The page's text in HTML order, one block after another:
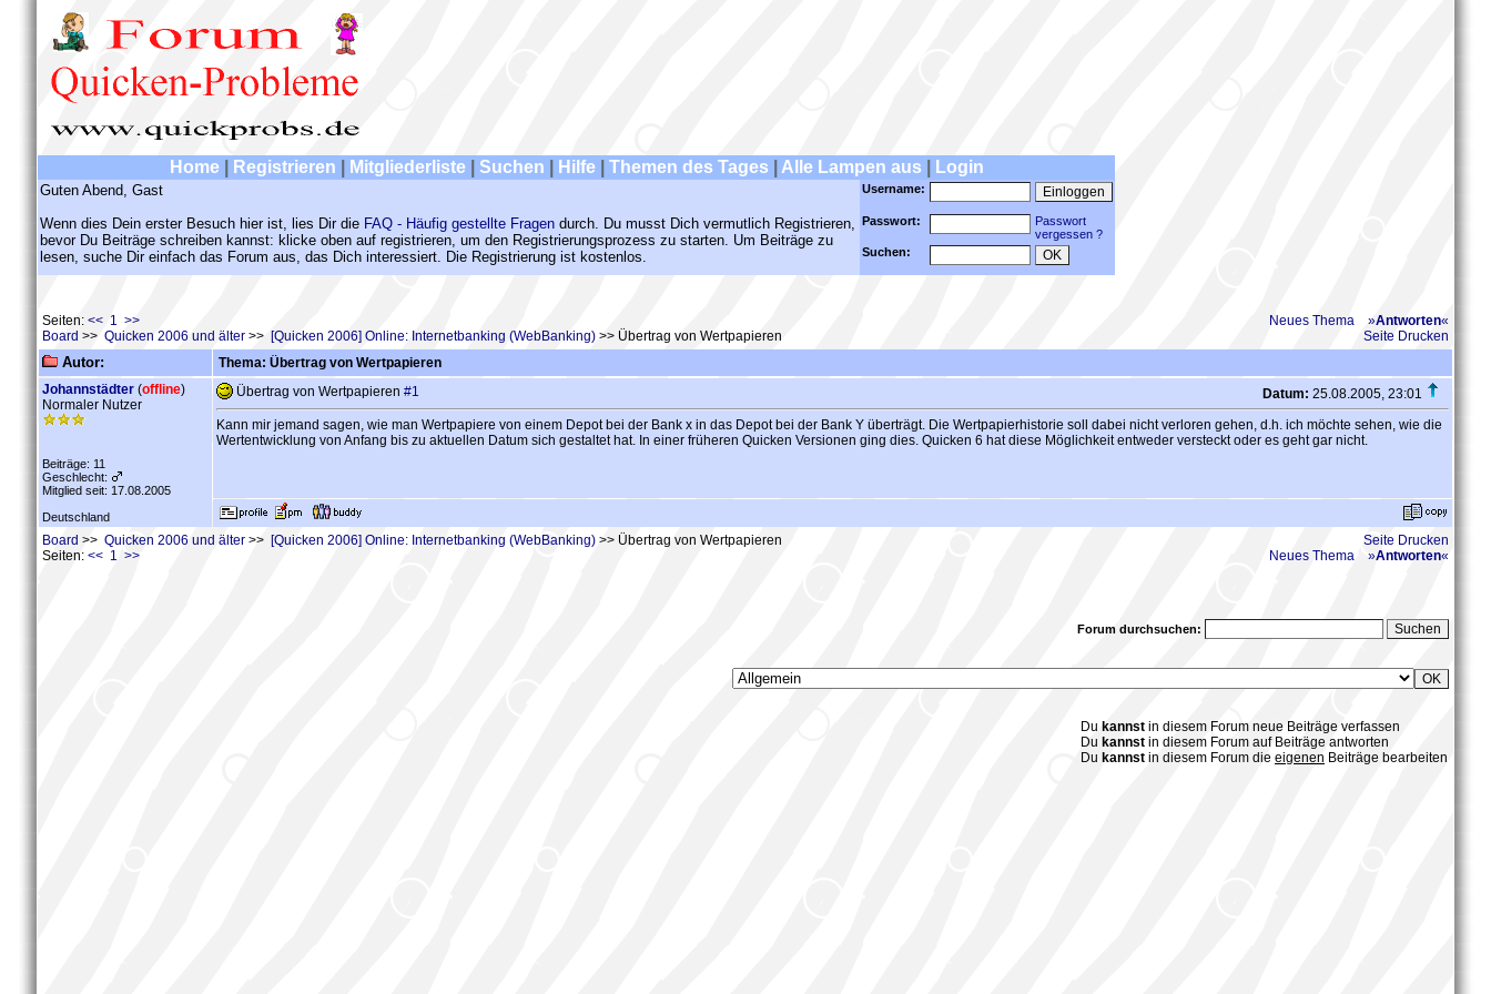
Home Registrieren Mitgliederliste Suchen Hilfe Themen des Tages Alle Lampen aus Login
Guten Abend, Gast
Wenn dies Dein erster Besuch hier ist, lies Dir die FAQ - Häufig gestellte Fragen durch. Du musst Dich vermutlich Registrieren,
bevor Du Beiträge schreiben kannst: klicke oben auf registrieren, um den Registrierungsprozess zu starten. Um Beiträge zu
lesen, suche Dir einfach das Forum aus, das Dich interessiert. Die Registrierung ist kostenlos.
Username:
Passwort:
Passwort
vergessen ?
Suchen:
Seiten: << 1 >>
Board >> Quicken 2006 und älter >> [Quicken 2006] Online: Internetbanking (WebBanking) >> Übertrag von Wertpapieren
Neues Thema »Antworten«
Seite Drucken
Autor:
Thema: Übertrag von Wertpapieren
Johannstädter (offline)
Normaler Nutzer
Beiträge: 11
Geschlecht:
Mitglied seit: 17.08.2005
Deutschland
Übertrag von Wertpapieren #1 Datum: 25.08.2005, 23:01
Kann mir jemand sagen, wie man Wertpapiere von einem Depot bei der Bank x in das Depot bei der Bank Y überträgt. Die Wertpapierhistorie soll dabei nicht verloren gehen, d.h. ich möchte sehen, wie die
Wertentwicklung von Anfang bis zu aktuellen Datum sich gestaltet hat. In einer früheren Quicken Versionen ging dies. Quicken 6 hat diese Möglichkeit entweder versteckt oder es geht gar nicht.
Board >> Quicken 2006 und älter >> [Quicken 2006] Online: Internetbanking (WebBanking) >> Übertrag von Wertpapieren
Seiten: << 1 >>
Seite Drucken
Neues Thema
»Antworten«
Forum durchsuchen:
Du kannst in diesem Forum neue Beiträge verfassen
Du kannst in diesem Forum auf Beiträge antworten
Du kannst in diesem Forum die eigenen Beiträge bearbeiten